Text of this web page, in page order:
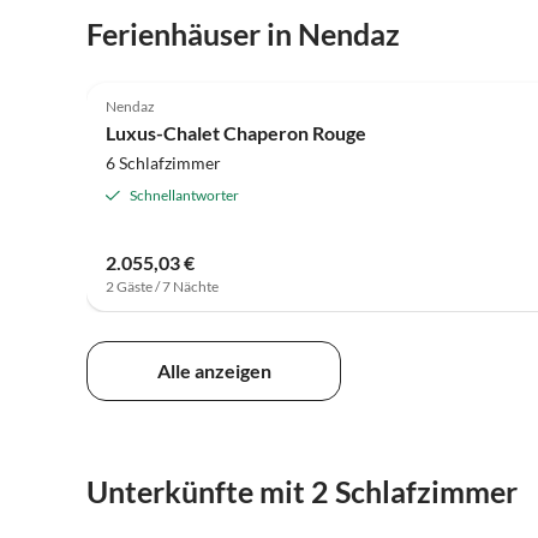
Ferienhäuser in Nendaz
Nendaz
Luxus-Chalet Chaperon Rouge
6 Schlafzimmer
Schnellantworter
2.055,03 €
2 Gäste / 7 Nächte
Alle anzeigen
Unterkünfte mit 2 Schlafzimmer